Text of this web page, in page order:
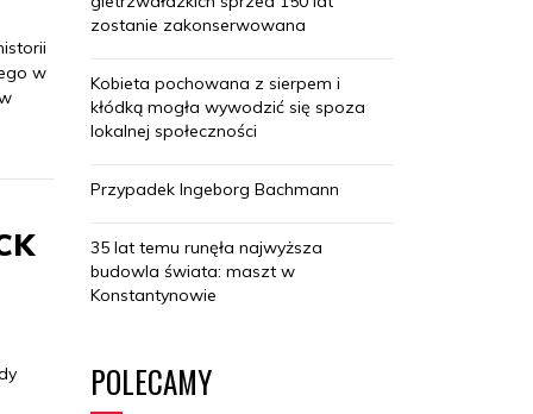
w
zostanie zakonserwowana
Kobieta pochowana z sierpem i
kłódką mogła wywodzić się spoza
lokalnej społeczności
Przypadek Ingeborg Bachmann
35 lat temu runęła najwyższa
budowla świata: maszt w
Konstantynowie
POLECAMY